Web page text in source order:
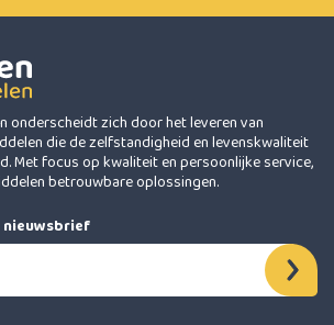
onderscheidt zich door het leveren van
die de zelfstandigheid en levenskwaliteit
Met focus op kwaliteit en persoonlijke service,
betrouwbare oplossingen.